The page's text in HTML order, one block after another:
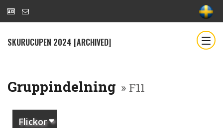
SKURUCUPEN 2024 [ARCHIVED]
Gruppindelning » F11
Flickor